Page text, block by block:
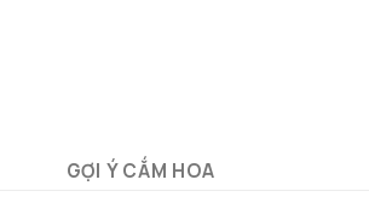
GỢI Ý CẮM HOA